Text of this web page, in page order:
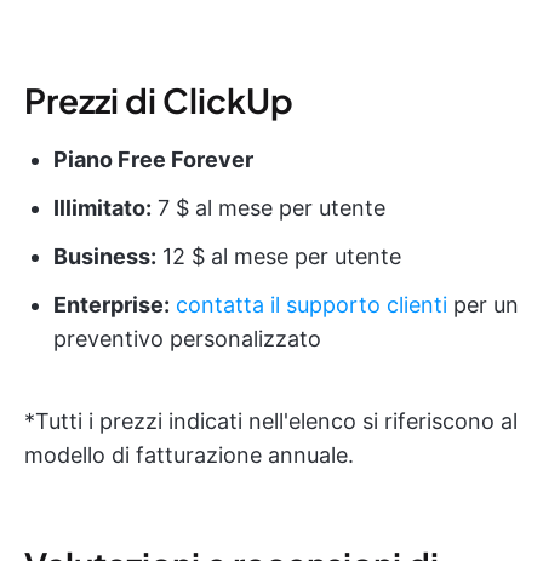
Prezzi di ClickUp
Piano Free Forever
Illimitato: 7 $ al mese per utente
Business: 12 $ al mese per utente
Enterprise: contatta il supporto clienti per un
preventivo personalizzato
*Tutti i prezzi indicati nell'elenco si riferiscono al
modello di fatturazione annuale.